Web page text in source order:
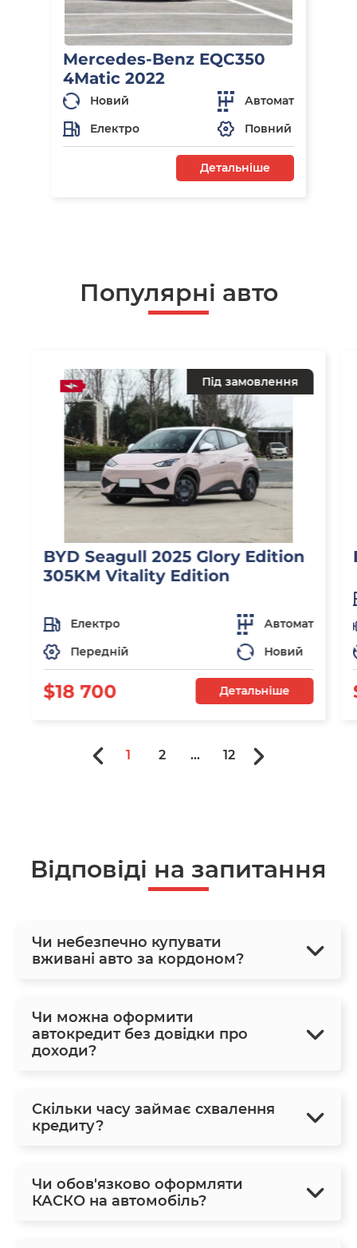
Mercedes-Benz EQC350
4Matic 2022
Новий
Автомат
Електро
Повний
Детальніше
Популярні авто
Під замовлення
BYD Seagull 2025 Glory Edition
305KM Vitality Edition
Електро
Автомат
Передній
Новий
$18 700 Детальніше
1 2 ... 12
Відповіді на запитання
Чи небезпечно купувати
вживані авто за кордоном?
Чи можна оформити
автокредит без довідки про
доходи?
Скільки часу займає схвалення
кредиту?
Чи обов'язково оформляти
КАСКО на автомобіль?